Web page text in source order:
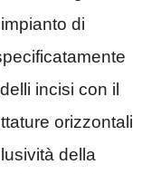
di
incisi con il
orizzontali
della